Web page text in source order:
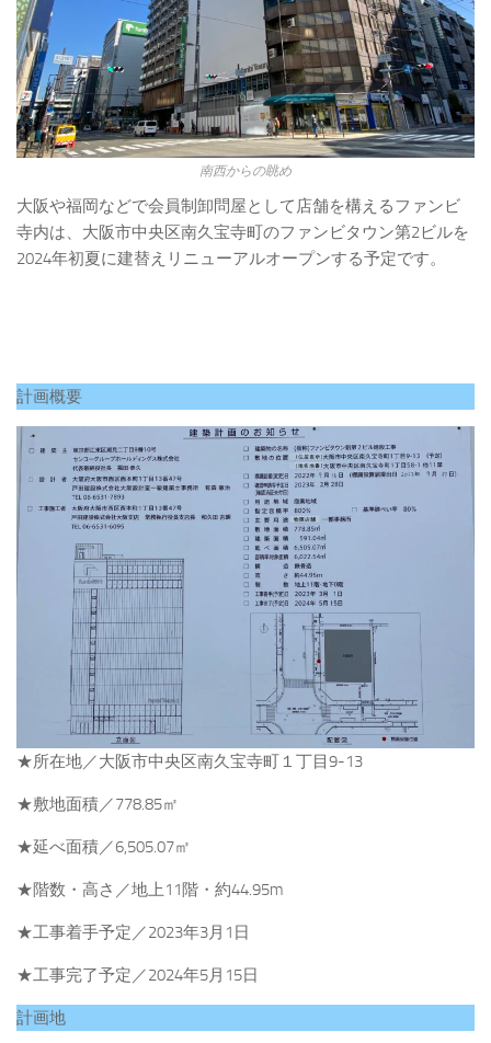
南西からの眺め
大阪や福岡などで会員制卸問屋として店舗を構えるファンビ
寺内は、大阪市中央区南久宝寺町のファンビタウン第2ビルを
2024年初夏に建替えリニューアルオープンする予定です。
計画概要
★所在地／大阪市中央区南久宝寺町１丁目9-13
★敷地面積／778.85㎡
★延べ面積／6,505.07㎡
★階数・高さ／地上11階・約44.95m
★工事着手予定／2023年3月1日
★工事完了予定／2024年5月15日
計画地